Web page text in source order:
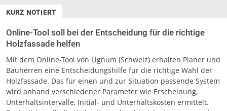
KURZ NOTIERT
Online-Tool soll bei der Entscheidung für die richtige
Holzfassade helfen
Mit dem Online-Tool von Lignum (Schweiz) erhalten Planer und
Bauherren eine Entscheidungshilfe für die richtige Wahl der
Holzfassade. Das für einen und zur Situation passende System
wird anhand verschiedener Parameter wie Erscheinung,
Unterhaltsintervalle, Initial- und Unterhaltskosten ermittelt.